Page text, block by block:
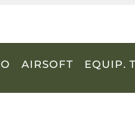
AIRSOFT EQUIP.